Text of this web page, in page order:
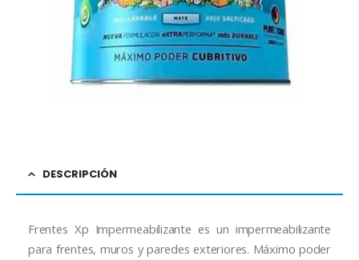
DESCRIPCIÓN
Frentes Xp Impermeabilizante es un impermeabilizante
para frentes, muros y paredes exteriores. Máximo poder